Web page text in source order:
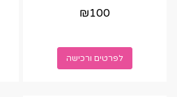
₪100
לפרטים ורכישה